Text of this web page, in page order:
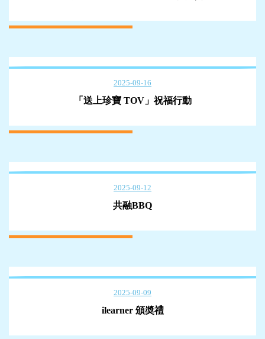
2025-09-16
「送上珍寶 TOV」祝福行動
2025-09-12
共融BBQ
2025-09-09
ilearner 頒奬禮